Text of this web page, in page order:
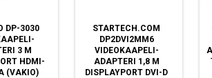
DP-3030
3 M
HDMI-
(VAKIO)
STARTECH.COM
DP2DVI2MM6
VIDEOKAAPELI-
ADAPTERI 1,8 M
DISPLAYPORT DVI-D